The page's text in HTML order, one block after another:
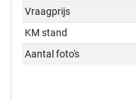
Vraagprijs
KM stand
Aantal foto's